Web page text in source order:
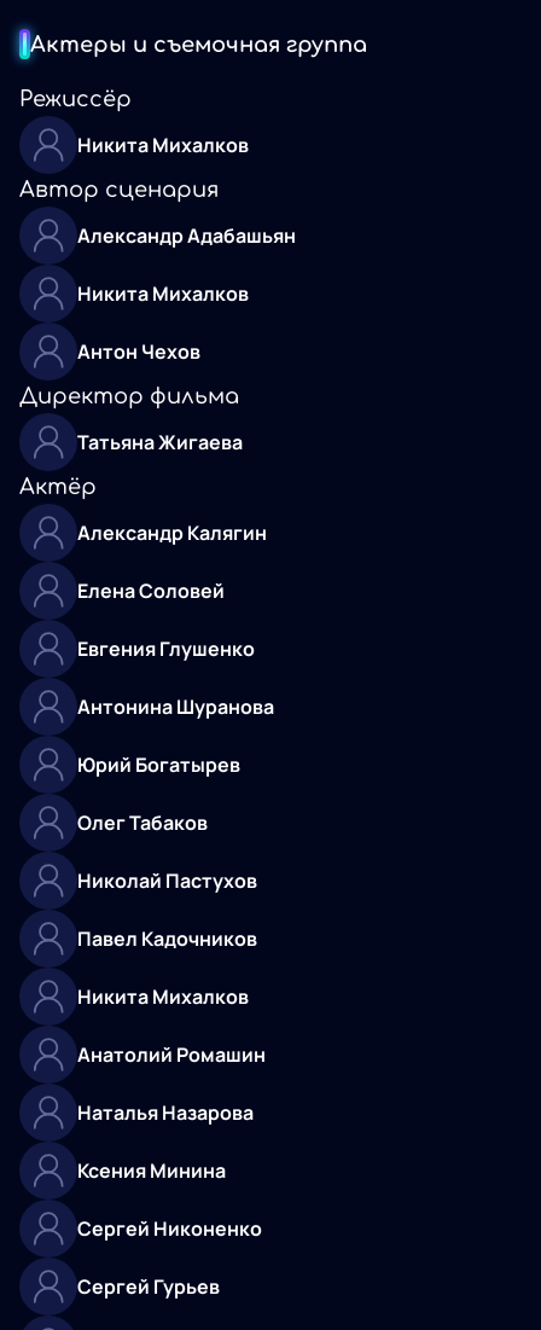
Актеры и съемочная группа
Режиссёр
Никита Михалков
Автор сценария
Александр Адабашьян
Никита Михалков
Антон Чехов
Директор фильма
Татьяна Жигаева
Актёр
Александр Калягин
Елена Соловей
Евгения Глушенко
Антонина Шуранова
Юрий Богатырев
Олег Табаков
Николай Пастухов
Павел Кадочников
Никита Михалков
Анатолий Ромашин
Наталья Назарова
Ксения Минина
Сергей Никоненко
Сергей Гурьев